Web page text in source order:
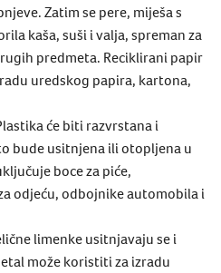
Zatim se pere, miješa s
kaša, suši i valja, spreman za
predmeta. Reciklirani papir
uredskog papira, kartona,
će biti razvrstana i
bude usitnjena ili otopljena u
boce za piće,
odjeću, odbojnike automobila i
limenke usitnjavaju se i
može koristiti za izradu